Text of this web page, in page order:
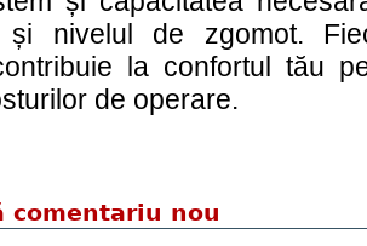
și nivelul de zgomot.
la confortul tău
de operare.
comentariu nou